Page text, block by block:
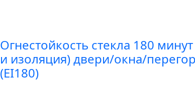
Огнестойкость стекла 180
и изоляция) двери/окна/
(EI180)